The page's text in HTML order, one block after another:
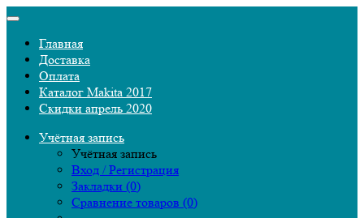
Главная
Доставка
Оплата
Каталог Makita 2017
Скидки апрель 2020
Учётная запись
Учётная запись
Вход / Регистрация
Закладки (0)
Сравнение товаров (0)